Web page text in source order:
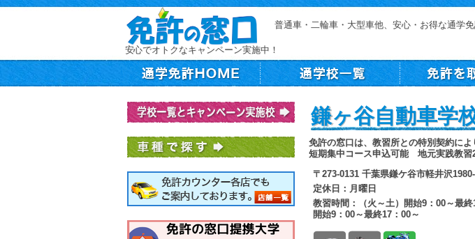
普通車・二輪車・大型車他、安心・お得な通学免
安心でオトクなキャンペーン実施中！
鎌ヶ谷自動車学
免許の窓口は、教習所との特別契約に
短期集中コース申込可能 地元実践教
〒273-0131 千葉県鎌ケ谷市軽井沢
定休日：月曜日
教習時間：（火～土）開始9：00～最
開始9：00～最終17：00～
普通車
普通二輪